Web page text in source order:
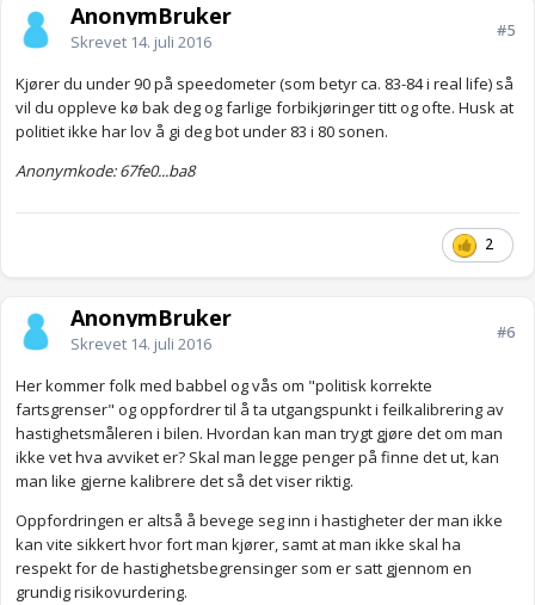
AnonymBruker
Skrevet 14. juli 2016
#5
Kjører du under 90 på speedometer (som betyr ca. 83-84 i real life) så
vil du oppleve kø bak deg og farlige forbikjøringer titt og ofte. Husk at
politiet ikke har lov å gi deg bot under 83 i 80 sonen.
Anonymkode: 67fe0...ba8
2
AnonymBruker
Skrevet 14. juli 2016
#6
Her kommer folk med babbel og vås om "politisk korrekte
fartsgrenser" og oppfordrer til å ta utgangspunkt i feilkalibrering av
hastighetsmåleren i bilen. Hvordan kan man trygt gjøre det om man
ikke vet hva avviket er? Skal man legge penger på finne det ut, kan
man like gjerne kalibrere det så det viser riktig.
Oppfordringen er altså å bevege seg inn i hastigheter der man ikke
kan vite sikkert hvor fort man kjører, samt at man ikke skal ha
respekt for de hastighetsbegrensinger som er satt gjennom en
grundig risikovurdering.